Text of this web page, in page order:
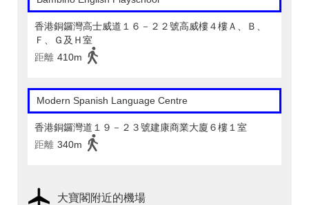
香港銅鑼灣高士威道１６－２２號高威樓４樓Ａ、Ｂ、
Ｆ、Ｇ及Ｈ室
距離 410m
Modern Spanish Language Centre
香港銅鑼灣道１９－２３號建康商業大廈６樓１室
距離 340m
大寶閣附近的機場